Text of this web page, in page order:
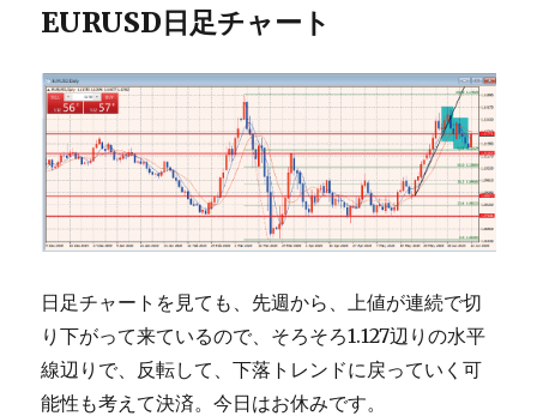
EURUSD日足チャート
日足チャートを見ても、先週から、上値が連続で切
り下がって来ているので、そろそろ1.127辺りの水平
線辺りで、反転して、下落トレンドに戻っていく可
能性も考えて決済。今日はお休みです。